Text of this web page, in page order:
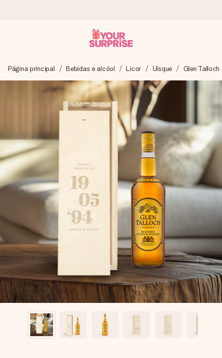
Preparamos o teu presente com toda a atenção e
enviamos num instante - para que possas oferece-lo na
hora certa, quando mais importa.
4,7 (com base em +15.000 avaliações)
Os nossos presentes inspiram. Os clientes avaliam-nos
com 4,7 no Google Reviews.
Cartão com mensagem grátis
Cria algo único em apenas alguns passos - com o nome
dela, uma foto ou uma mensagem que realmente toca o
coração. Sem complicações, apenas todo o amor num
momento especial.
Página principal Bebidas e alcóol Licor Uísque Glen Talloch